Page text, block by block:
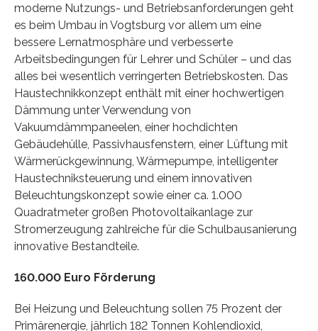
moderne Nutzungs- und Betriebsanforderungen geht
es beim Umbau in Vogtsburg vor allem um eine
bessere Lernatmosphäre und verbesserte
Arbeitsbedingungen für Lehrer und Schüler – und das
alles bei wesentlich verringerten Betriebskosten. Das
Haustechnikkonzept enthält mit einer hochwertigen
Dämmung unter Verwendung von
Vakuumdämmpaneelen, einer hochdichten
Gebäudehülle, Passivhausfenstern, einer Lüftung mit
Wärmerückgewinnung, Wärmepumpe, intelligenter
Haustechniksteuerung und einem innovativen
Beleuchtungskonzept sowie einer ca. 1.000
Quadratmeter großen Photovoltaikanlage zur
Stromerzeugung zahlreiche für die Schulbausanierung
innovative Bestandteile.
160.000 Euro Förderung
Bei Heizung und Beleuchtung sollen 75 Prozent der
Primärenergie, jährlich 182 Tonnen Kohlendioxid,